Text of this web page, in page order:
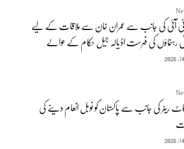
آئی کی جانب سے عمران خان سے ملاقات کے لیے
رہنماؤں کی فہرست اڈیالہ جیل حکام کے حوالے
ریٹر کی جانب سے پاکستان کو نوبل انعام دینے کی